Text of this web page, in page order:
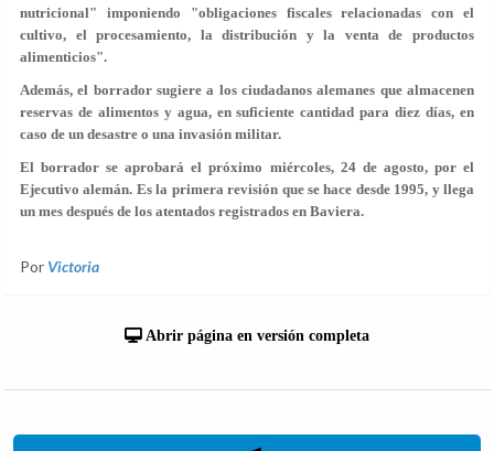
nutricional" imponiendo "obligaciones fiscales relacionadas con el
cultivo, el procesamiento, la distribución y la venta de productos
alimenticios".
Además, el borrador sugiere a los ciudadanos alemanes que almacenen
reservas de alimentos y agua, en suficiente cantidad para diez días, en
caso de un desastre o una invasión militar.
El borrador se aprobará el próximo miércoles, 24 de agosto, por el
Ejecutivo alemán. Es la primera revisión que se hace desde 1995, y llega
un mes después de los atentados registrados en Baviera.
Por Victoria
Abrir página en versión completa